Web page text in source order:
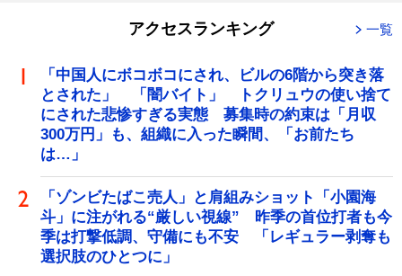
アクセスランキング 一覧
「中国人にボコボコにされ、ビルの6階から突き落
とされた」 「闇バイト」 トクリュウの使い捨て
にされた悲惨すぎる実態 募集時の約束は「月収
300万円」も、組織に入った瞬間、「お前たち
は…」
「ゾンビたばこ売人」と肩組みショット「小園海
斗」に注がれる“厳しい視線” 昨季の首位打者も今
季は打撃低調、守備にも不安 「レギュラー剥奪も
選択肢のひとつに」